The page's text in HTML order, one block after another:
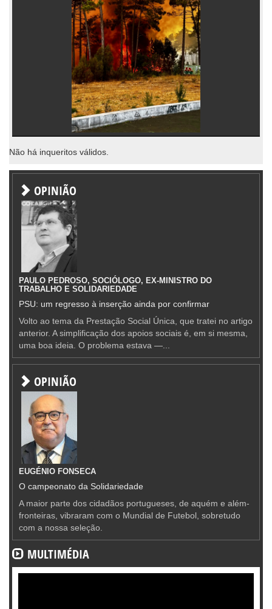
Não há inqueritos válidos.
OPINIÃO
PAULO PEDROSO, SOCIÓLOGO, EX-MINISTRO DO
TRABALHO E SOLIDARIEDADE
PSU: um regresso à inserção ainda por confirmar
Volto ao tema da Prestação Social Única, que tratei no artigo
anterior. A simplificação dos apoios sociais é, em si mesma,
uma boa ideia. O problema estava —...
OPINIÃO
EUGÉNIO FONSECA
O campeonato da Solidariedade
A maior parte dos cidadãos portugueses, de aquém e além-
fronteiras, vibraram com o Mundial de Futebol, sobretudo
com a nossa seleção.
MULTIMÉDIA